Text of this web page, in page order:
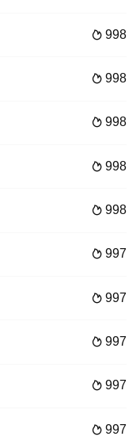
 998
 998
 998
 998
 998
 997
 997
 997
 997
 997